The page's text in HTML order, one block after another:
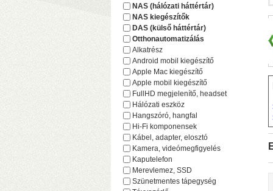
NAS (hálózati háttértár)
NAS kiegészítők
DAS (külső háttértár)
Otthonautomatizálás
Alkatrész
Android mobil kiegészítő
Apple Mac kiegészítő
Apple mobil kiegészítő
FullHD megjelenítő, headset
Hálózati eszköz
Hangszóró, hangfal
Hi-Fi komponensek
Kábel, adapter, elosztó
Kamera, videómegfigyelés
Kaputelefon
Merevlemez, SSD
Szünetmentes tápegység